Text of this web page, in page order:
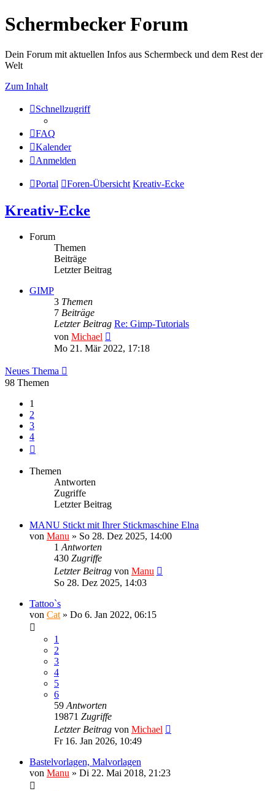
Schermbecker Forum
Dein Forum mit aktuellen Infos aus Schermbeck und dem Rest der
Welt
Zum Inhalt
Schnellzugriff
FAQ
Kalender
Anmelden
Portal Foren-Übersicht Kreativ-Ecke
Kreativ-Ecke
Forum
Themen
Beiträge
Letzter Beitrag
GIMP
3 Themen
7 Beiträge
Letzter Beitrag Re: Gimp-Tutorials
von Michael
Beitrag
Mo 21. Mär 2022, 17:18
Neues Thema
98 Themen
1
2
3
4
Themen
Antworten
Zugriffe
Letzter Beitrag
MANU Stickt mit Ihrer Stickmaschine Elna
von Manu » So 28. Dez 2025, 14:00
1 Antworten
430 Zugriffe
Letzter Beitrag von Manu
So 28. Dez 2025, 14:03
Tattoo`s
von Cat » Do 6. Jan 2022, 06:15
1
2
3
4
5
6
59 Antworten
19871 Zugriffe
Letzter Beitrag von Michael
Fr 16. Jan 2026, 10:49
Bastelvorlagen, Malvorlagen
von Manu » Di 22. Mai 2018, 21:23